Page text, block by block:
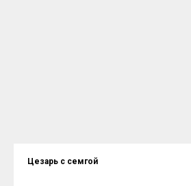
Цезарь с семгой